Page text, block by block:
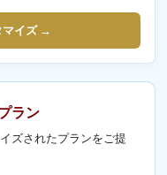
マイズ →
ラン
ズされたプランをご提